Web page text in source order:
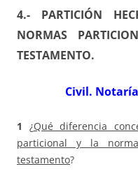
4.- PARTICIÓN
NORMAS
TESTAMENTO.
Civil.
1 ¿Qué diferencia
particional y la
testamento?